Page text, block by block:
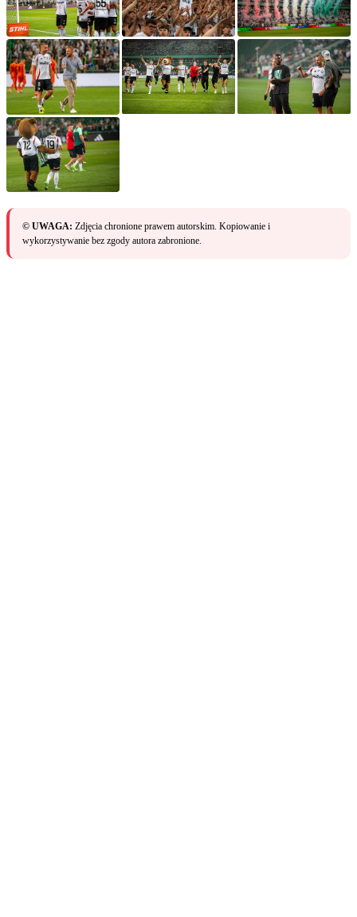
© UWAGA: Zdjęcia chronione prawem autorskim. Kopiowanie i
wykorzystywanie bez zgody autora zabronione.